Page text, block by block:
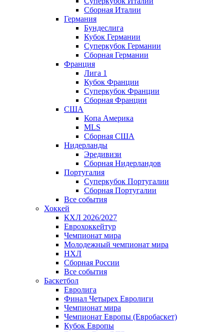
Сборная Италии
Германия
Бундеслига
Кубок Германии
Суперкубок Германии
Сборная Германии
Франция
Лига 1
Кубок Франции
Суперкубок Франции
Сборная Франции
США
Копа Америка
MLS
Сборная США
Нидерланды
Эредивизи
Сборная Нидерландов
Португалия
Суперкубок Португалии
Сборная Португалии
Все события
Хоккей
КХЛ 2026/2027
Еврохоккейтур
Чемпионат мира
Молодежный чемпионат мира
НХЛ
Сборная России
Все события
Баскетбол
Евролига
Финал Четырех Евролиги
Чемпионат мира
Чемпионат Европы (Евробаскет)
Кубок Европы